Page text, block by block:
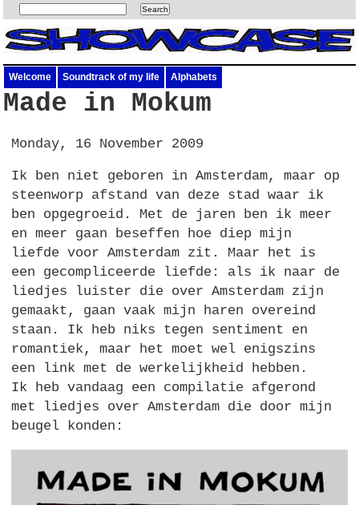
Welcome Soundtrack of my life Alphabets
Made in Mokum
Monday, 16 November 2009
Ik ben niet geboren in Amsterdam, maar op
steenworp afstand van deze stad waar ik
ben opgegroeid. Met de jaren ben ik meer
en meer gaan beseffen hoe diep mijn
liefde voor Amsterdam zit. Maar het is
een gecompliceerde liefde: als ik naar de
liedjes luister die over Amsterdam zijn
gemaakt, gaan vaak mijn haren overeind
staan. Ik heb niks tegen sentiment en
romantiek, maar het moet wel enigszins
een link met de werkelijkheid hebben.
Ik heb vandaag een compilatie afgerond
met liedjes over Amsterdam die door mijn
beugel konden: